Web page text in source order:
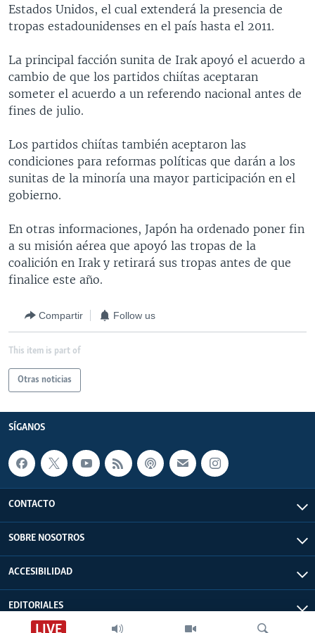
VENEZUELA
NICARAGUA
ECONOMÍA
TECNOLOGÍA
DEPORTES
CIENCIA Y SALUD
MULTIMEDIA
FOTOGRAFÍA
AUDIOS
EL MUNDO AL DÍA
FORO INTERAMERICANO
VISIÓN 360
LAS CLAVES
PANORAMA
RADIO
AVANCE INFORMATIVO
AUDIONOTICIAS
BUENOS DÍAS AMÉRICA
ESTADOS UNIDOS AL DÍA
EL MUNDO AL DÍA [RADIO]
DEPORTIVO INTERNACIONAL
NOTA ECONÓMICA
DIRECT
DOCUMENTALES DE LA VOA
Learning English
SÍGANOS
Idiomas
LIVE
Estados Unidos, el cual extenderá la presencia de
tropas estadounidenses en el país hasta el 2011.
La principal facción sunita de Irak apoyó el acuerdo a
cambio de que los partidos chiítas aceptaran
someter el acuerdo a un referendo nacional antes de
fines de julio.
Los partidos chiítas también aceptaron las
condiciones para reformas políticas que darán a los
sunitas de la minoría una mayor participación en el
gobierno.
En otras informaciones, Japón ha ordenado poner fin
a su misión aérea que apoyó las tropas de la
coalición en Irak y retirará sus tropas antes de que
finalice este año.
Compartir Follow us
This item is part of
Otras noticias
SÍGANOS
CONTACTO
SOBRE NOSOTROS
ACCESIBILIDAD
EDITORIALES